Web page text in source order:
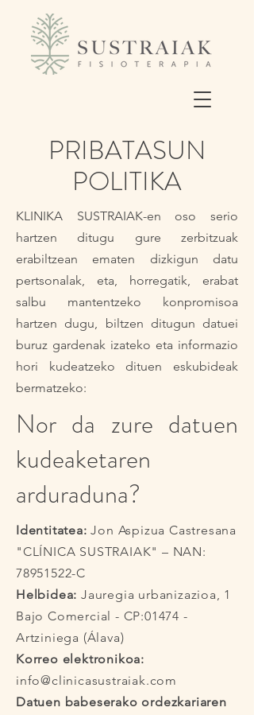
PRIBATASUN
POLITIKA
KLINIKA SUSTRAIAK-en oso serio
hartzen ditugu gure zerbitzuak
erabiltzean ematen dizkigun datu
pertsonalak, eta, horregatik, erabat
salbu mantentzeko konpromisoa
hartzen dugu, biltzen ditugun datuei
buruz gardenak izateko eta informazio
hori kudeatzeko dituen eskubideak
bermatzeko:
Nor da zure datuen
kudeaketaren
arduraduna?
Identitatea:Jon Aspizua Castresana
"CLÍNICA SUSTRAIAK" – NAN:
78951522-C
Helbidea: Jauregia urbanizazioa, 1
Bajo Comercial - CP:01474 -
Artziniega (Álava)
Korreo elektronikoa:
info@clinicasustraiak.com
Datuen babeserako ordezkariaren